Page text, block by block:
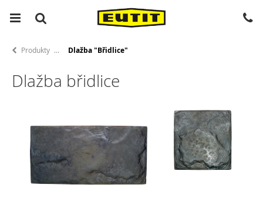
Produkty Dlažba "Břidlice"
Dlažba břidlice